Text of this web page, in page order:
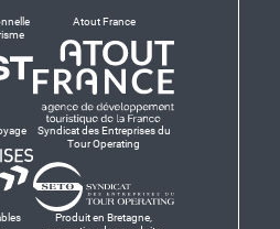
Atout France
Syndicat des Entreprises du
Tour Operating
Produit en Bretagne,